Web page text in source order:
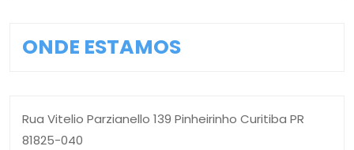
ONDE ESTAMOS
Rua Vitelio Parzianello 139 Pinheirinho Curitiba PR
81825-040